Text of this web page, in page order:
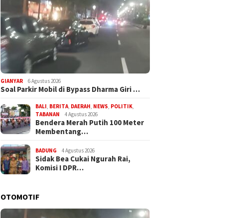
GIANYAR 6 Agustus 2026
Soal Parkir Mobil di Bypass Dharma Giri …
BALI, BERITA, DAERAH, NEWS, POLITIK,
TABANAN
4 Agustus 2026
Bendera Merah Putih 100 Meter
Membentang…
BADUNG 4 Agustus 2026
Sidak Bea Cukai Ngurah Rai,
Komisi I DPR…
OTOMOTIF